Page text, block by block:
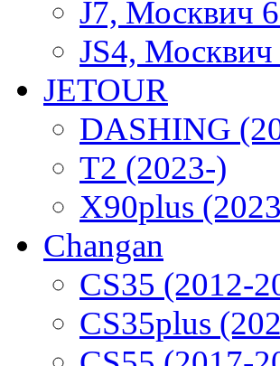
J7, Москвич
JS4,
JETOUR
DASHING
T2 (2023-)
X90plus
Changan
CS35 (2012-
CS35plus